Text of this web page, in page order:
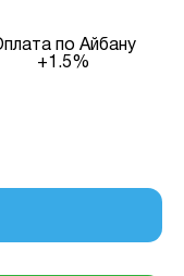
по Айбану
+1.5%
менша